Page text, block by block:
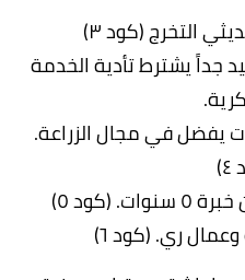
التخرج (كود ٣)
جداً يشترط تأدية الخدمة
خبرة ١٠ سنوات يفضل في مجال الزراعة.
(كود ٥)
ري. (كود ٦)